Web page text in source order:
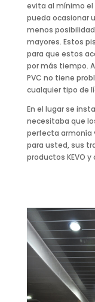
evita al mínimo el
pueda ocasionar
menos
mayores. Estos
para que estos
por más tiempo.
PVC no tiene
cualquier tipo de
En el lugar se
necesitaba que
perfecta armonía
para usted, sus
productos KEVO